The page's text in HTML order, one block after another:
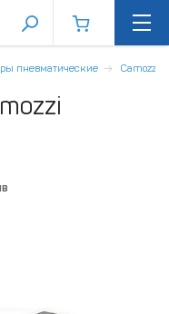
пневматические Camozzi